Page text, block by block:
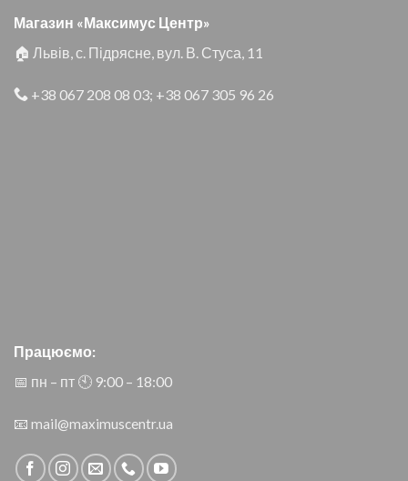
Магазин «Максимус Центр»
🏠 Львів, с. Підрясне, вул. В. Стуса, 11
+38 067 208 08 03; +38 067 305 96 26
Працюємо:
📅 пн – пт 🕙︎ 9:00 – 18:00
📧 mail@maximuscentr.ua